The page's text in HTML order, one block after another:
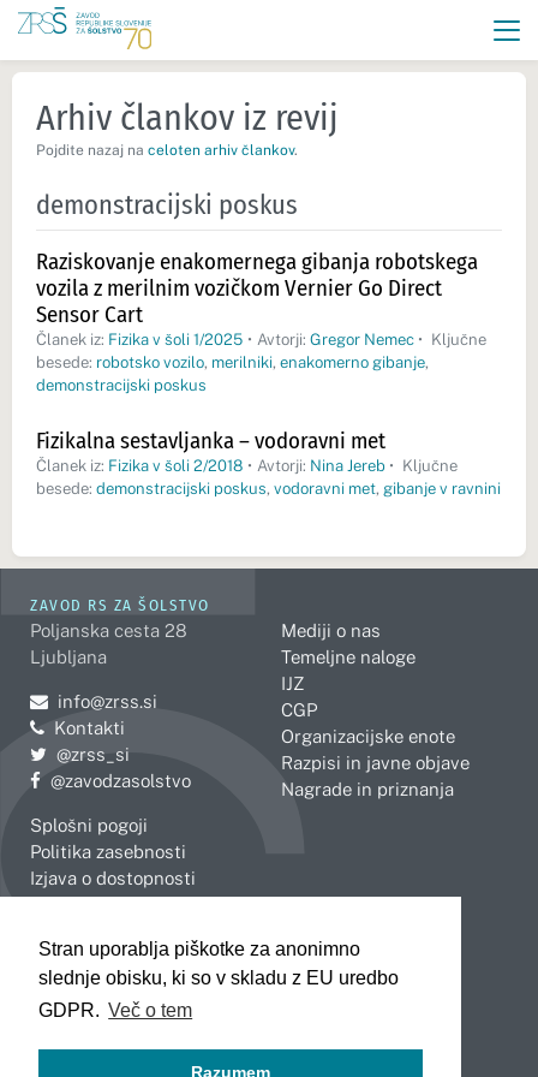
Stran uporablja piškotke za anonimno
slednje obisku, ki so v skladu z EU uredbo
GDPR. Več o tem
Razumem
Arhiv člankov iz revij
Pojdite nazaj na celoten arhiv člankov.
demonstracijski poskus
Raziskovanje enakomernega gibanja robotskega
vozila z merilnim vozičkom Vernier Go Direct
Sensor Cart
Članek iz: Fizika v šoli 1/2025 • Avtorji: Gregor Nemec • Ključne
besede: robotsko vozilo, merilniki, enakomerno gibanje,
demonstracijski poskus
Fizikalna sestavljanka – vodoravni met
Članek iz: Fizika v šoli 2/2018 • Avtorji: Nina Jereb • Ključne
besede: demonstracijski poskus, vodoravni met, gibanje v ravnini
ZAVOD RS ZA ŠOLSTVO
Poljanska cesta 28
Ljubljana
Pošljite e-mail na
info@zrss.si
Kontakti
Pojdite na Twitter:
@zrss_si
Pojdite na Facebook:
@zavodzasolstvo
Splošni pogoji
Politika zasebnosti
Izjava o dostopnosti
Mediji o nas
Temeljne naloge
IJZ
CGP
Organizacijske enote
Razpisi in javne objave
Nagrade in priznanja
Celje
Koper
Kranj
Novo mesto
Slovenj Gradec